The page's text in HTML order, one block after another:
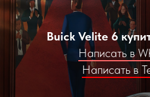
Buick Velite 6
Написать в
Написать в